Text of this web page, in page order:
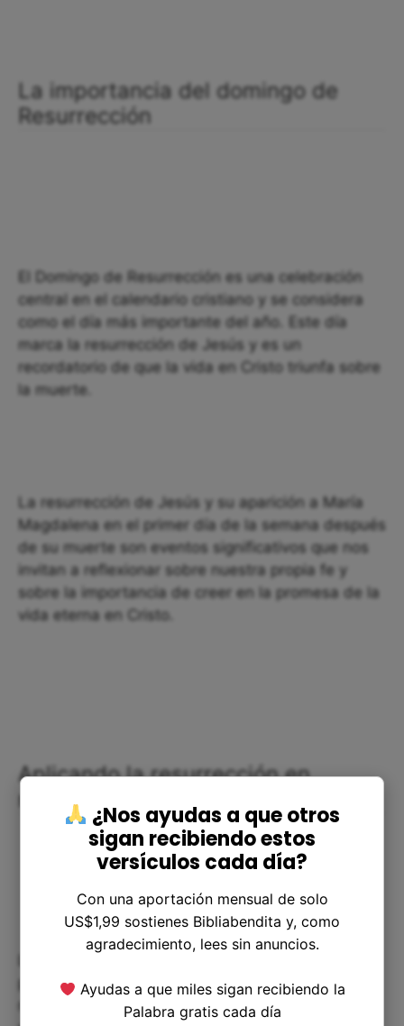
La importancia del domingo de
Resurrección
El Domingo de Resurrección es una celebración
central en el calendario cristiano y se considera
como el día más importante del año. Este día
marca la resurrección de Jesús y es un
recordatorio de que la vida en Cristo triunfa sobre
la muerte.
La resurrección de Jesús y su aparición a María
Magdalena en el primer día de la semana después
de su muerte son eventos significativos que nos
invitan a reflexionar sobre nuestra propia fe y
sobre la importancia de creer en la promesa de la
vida eterna en Cristo.
Aplicando la resurrección en
nuestra vida cotidiana
profundo para los cristianos, y hay muchas
maneras de aplicar este poderoso mensaje en
¿Nos ayudas a que otros
sigan recibiendo estos
versículos cada día?
Con una aportación mensual de solo
US$1,99 sostienes Bibliabendita y, como
agradecimiento, lees sin anuncios.
Ayudas a que miles sigan recibiendo la
Palabra gratis cada día